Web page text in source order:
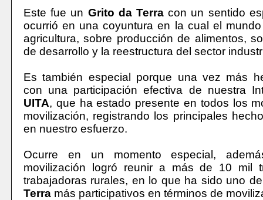
Este fue un Grito da Terra con un sentido
ocurrió en una coyuntura en la cual el
agricultura, sobre producción de alimentos,
de desarrollo y la reestructura del sector
Es también especial porque una vez más
con una participación efectiva de nuestra
UITA, que ha estado presente en todos los
movilización, registrando los principales
en nuestro esfuerzo.
Ocurre en un momento especial,
movilización logró reunir a más de 10 mil
trabajadoras rurales, en lo que ha sido uno
Terra más participativos en términos de